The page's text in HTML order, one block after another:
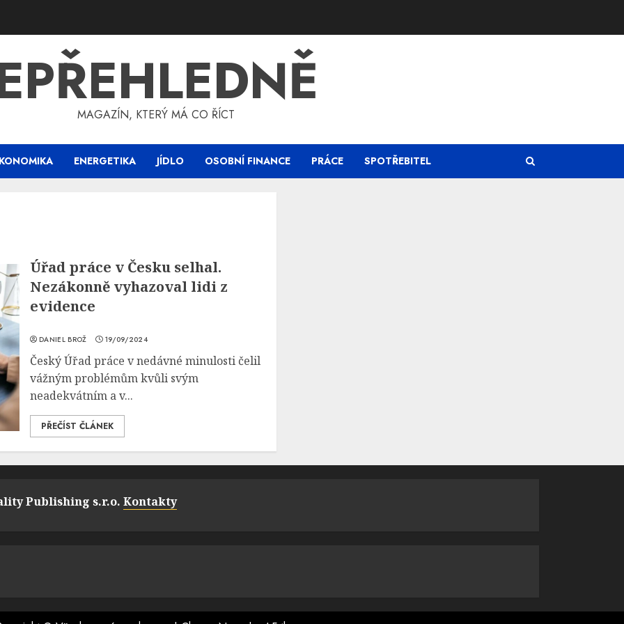
MAGAZÍN, KTERÝ MÁ CO ŘÍCT
ENERGETIKA JÍDLO OSOBNÍ FINANCE PRÁCE SPOTŘEBITEL
Úřad práce v Česku selhal.
Nezákonně vyhazoval lidi z
evidence
DANIEL BROŽ 19/09/2024
Český Úřad práce v nedávné minulosti čelil
vážným problémům kvůli svým
neadekvátním a v...
PŘEČÍST ČLÁNEK
Publishing s.r.o. Kontakty